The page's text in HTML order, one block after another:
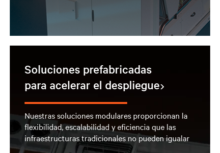
Soluciones prefabricadas
para acelerar el despliegue
Nuestras soluciones modulares proporcionan la
flexibilidad, escalabilidad y eficiencia que las
infraestructuras tradicionales no pueden igualar